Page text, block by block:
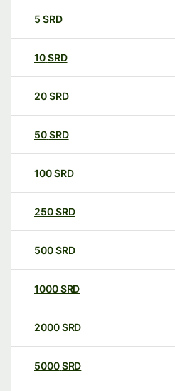
5 SRD
10SRD
20SRD
50SRD
100SRD
250SRD
500SRD
1000SRD
2000SRD
5000SRD